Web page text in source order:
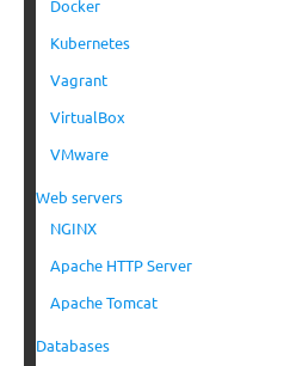
Docker
Kubernetes
Vagrant
VirtualBox
VMware
Web servers
NGINX
Apache HTTP Server
Apache Tomcat
Databases